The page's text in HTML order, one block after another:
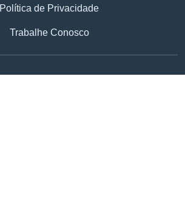
Política de Privacidade
Trabalhe Conosco